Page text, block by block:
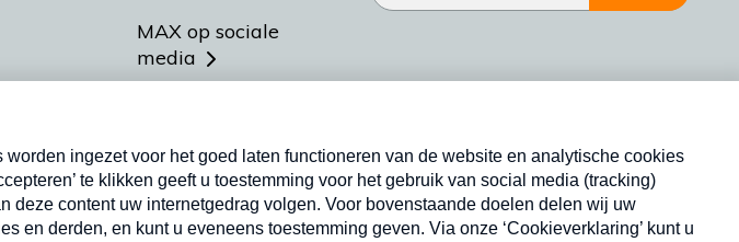
MAX op sociale
media
Meldpunt Actueel
Heel Holland Bakt
Nieuwsbrief
Neem hier een gratis abonnement op onze